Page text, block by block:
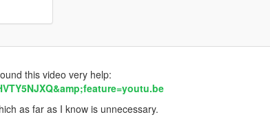
this video very help:
as far as I know is unnecessary.